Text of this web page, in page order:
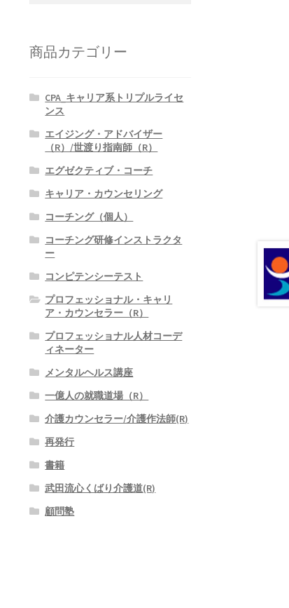
商品カテゴリー
CPA_キャリア系トリプルライセ
ンス
エイジング・アドバイザー
（R）/世渡り指南師（R）
エグゼクティブ・コーチ
キャリア・カウンセリング
コーチング（個人）
コーチング研修インストラクタ
ー
コンピテンシーテスト
プロフェッショナル・キャリ
ア・カウンセラー（R）
プロフェッショナル人材コーデ
ィネーター
メンタルヘルス講座
一億人の就職道場（R）
介護カウンセラー/介護作法師(R)
再発行
書籍
武田流心くばり介護道(R)
顧問塾